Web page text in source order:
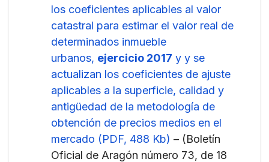
los coeficientes aplicables al valor
catastral para estimar el valor real de
determinados inmueble
urbanos, ejercicio 2017 y y se
actualizan los coeficientes de ajuste
aplicables a la superficie, calidad y
antigüedad de la metodología de
obtención de precios medios en el
mercado (PDF, 488 Kb) – (Boletín
Oficial de Aragón número 73, de 18